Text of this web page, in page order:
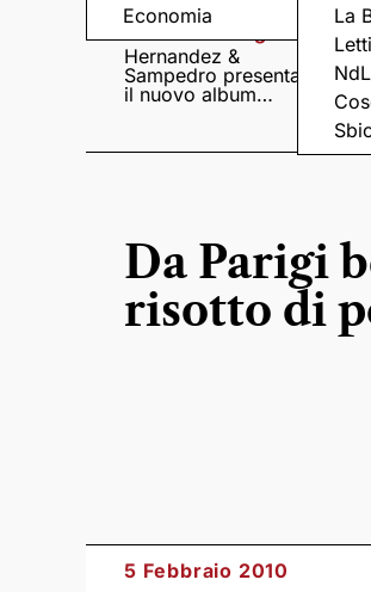
Economia
La
Hernandez &
Sampedro presentano
il nuovo album
di
Da Parigi
risotto di
5 Febbraio 2010